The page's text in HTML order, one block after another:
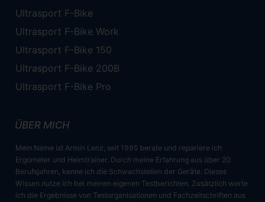
Ultrasport F-Bike
Ultrasport F-Bike Work
Ultrasport F-Bike 150
Ultrasport F-Bike 200B
Ultrasport F-Bike Pro
ÜBER MICH
Mein Name ist Armin Lenz, seit 1995 berate und repariere ich
Ergometer und Heimtrainer. Durch meine Erfahrung aus über 20
Berufsjahren, kenne ich die Schwachstellen der Geräte. Dieses
Wissen nutze ich bei meinen eigenen Testberichten. Zusätzlich werte
ich die Ergebnisse von Testorganisationen und Fachzeitschriften aus